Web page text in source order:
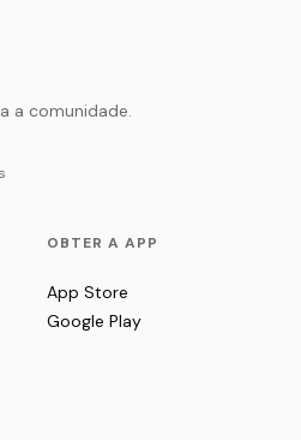
a comunidade.
OBTER A APP
App Store
Google Play